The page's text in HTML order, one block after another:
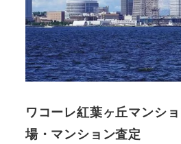
ワコーレ紅葉ヶ丘マンシ
場・マンション査定